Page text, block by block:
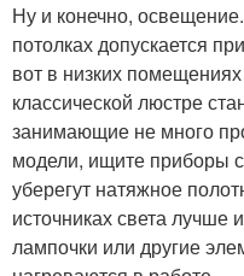
Ну и конечно,
потолках допускается
вот в низких
классической люстре
занимающие не много
модели, ищите приборы
уберегут натяжное
источниках света лучше
лампочки или другие